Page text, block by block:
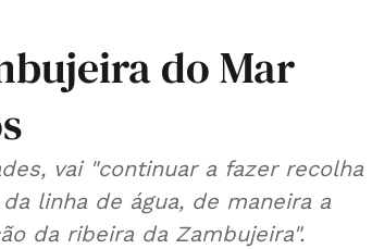
do Mar
vai "continuar a fazer recolha
linha de água, de maneira a
da ribeira da Zambujeira".